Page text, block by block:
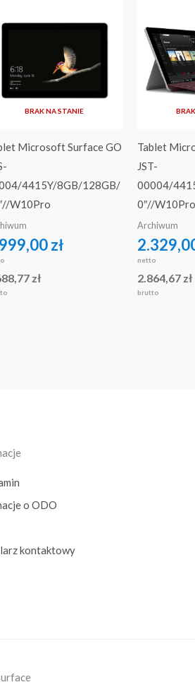
BRAK NA STANIE
Microsoft Surface GO
4415Y/8GB/128GB/
W10Pro
zł
zł
Tablet
JST-
00004/
0″//W10Pro
Archiwum
netto
2.864,67 zł
brutto
o ODO
kontaktowy